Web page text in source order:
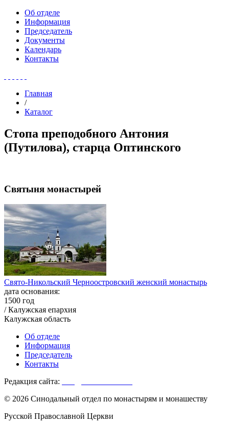
Об отделе
Информация
Председатель
Документы
Календарь
Контакты
Главная
/
Каталог
Стопа преподобного Антония
(Путилова), старца Оптинского
Святыня монастырей
Свято-Никольский Черноостровский женский монастырь
дата основания:
1500 год
/ Калужская епархия
Калужская область
Об отделе
Информация
Председатель
Контакты
Редакция сайта:
© 2026 Синодальный отдел по монастырям и монашеству
Русской Православной Церкви